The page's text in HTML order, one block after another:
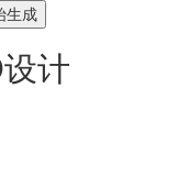
生成
计